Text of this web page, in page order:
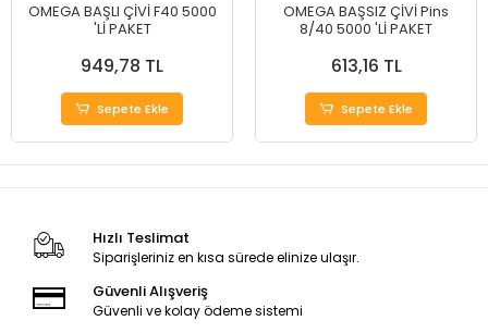
OMEGA BAŞLI ÇİVİ F40 5000
'Lİ PAKET
949,78 TL
Sepete Ekle
OMEGA BAŞSIZ ÇİVİ Pins
8/40 5000 'Lİ PAKET
613,16 TL
Sepete Ekle
Hızlı Teslimat
Siparişleriniz en kısa sürede elinize ulaşır.
Güvenli Alışveriş
Güvenli ve kolay ödeme sistemi